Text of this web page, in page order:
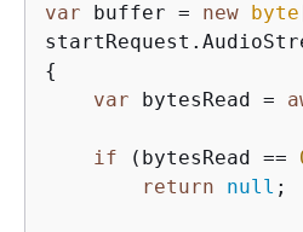
var buffer = new byte
{
var bytesRead =
if (bytesRead ==
return
null ;